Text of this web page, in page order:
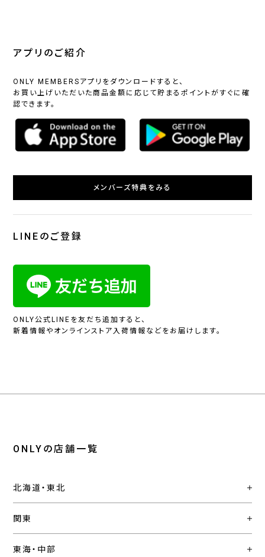
アプリのご紹介
ONLY MEMBERSアプリをダウンロードすると、
お買い上げいただいた商品金額に応じて貯まるポイントがすぐに確
認できます。
メンバーズ特典をみる
LINEのご登録
ONLY公式LINEを友だち追加すると、
新着情報やオンラインストア入荷情報などをお届けします。
ONLYの店舗一覧
北海道・東北
関東
東海・中部